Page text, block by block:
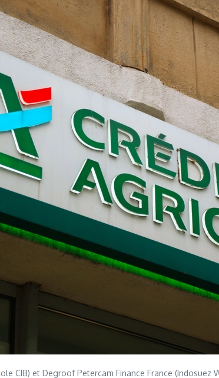
CIB) et Degroof Petercam Finance France